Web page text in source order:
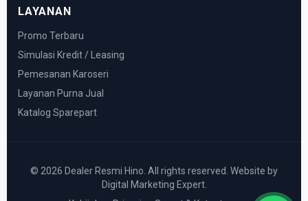
LAYANAN
Promo Terbaru
Simulasi Kredit / Leasing
Pemesanan Karoseri
Layanan Purna Jual
Katalog Sparepart
© 2026 Dealer Resmi Hino. All rights reserved. Website by
Digital Marketing Expert.